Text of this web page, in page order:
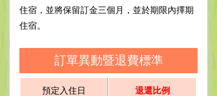
住宿，並將保留訂金三個月，並於期限內擇期
住宿。
訂單異動暨退費標準
預定入住日 退還比例